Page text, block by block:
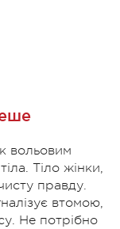
вольовим
Тіло жінки,
правду.
втомою,
Не потрібно